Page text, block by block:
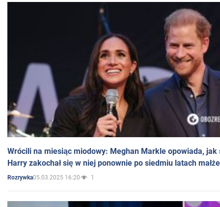
Wrócili na miesiąc miodowy: Meghan Markle opowiada, jak
Harry zakochał się w niej ponownie po siedmiu latach
Rozrywka05.03.2025 16:20 1